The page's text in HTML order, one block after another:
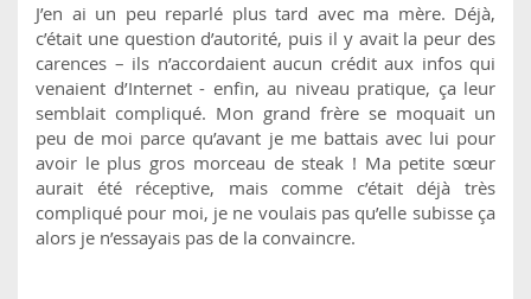
J’en ai un peu reparlé plus tard avec ma mère. Déjà,
c’était une question d’autorité, puis il y avait la peur des
carences – ils n’accordaient aucun crédit aux infos qui
venaient d’Internet - enfin, au niveau pratique, ça leur
semblait compliqué. Mon grand frère se moquait un
peu de moi parce qu’avant je me battais avec lui pour
avoir le plus gros morceau de steak ! Ma petite sœur
aurait été réceptive, mais comme c’était déjà très
compliqué pour moi, je ne voulais pas qu’elle subisse ça
alors je n’essayais pas de la convaincre.